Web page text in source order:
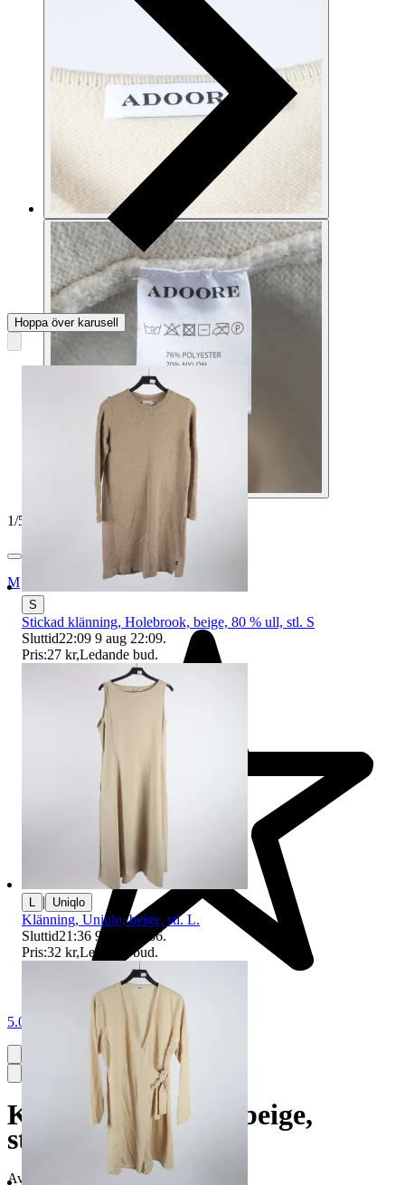
1/5
Myrorna
5.0
Klänning, Adoore, beige,
stickad, stl. 32.
Avslutad 14 jun 20:54
Hoppa över karusell
S
Stickad klänning, Holebrook, beige, 80 % ull, stl. S
Sluttid22:09 9 aug 22:09.
Pris:27 kr,Ledande bud.
| Uniqlo
Klänning, Uniqlo, beige, stl. L.
Sluttid21:36 9 aug 21:36.
Pris:32 kr,Ledande bud.